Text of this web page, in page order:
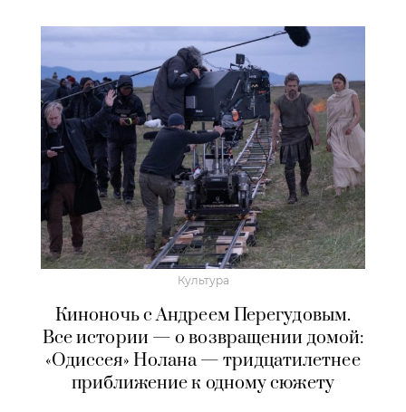
Культура
Киноночь с Андреем Перегудовым.
Все истории — о возвращении домой:
«Одиссея» Нолана — тридцатилетнее
приближение к одному сюжету